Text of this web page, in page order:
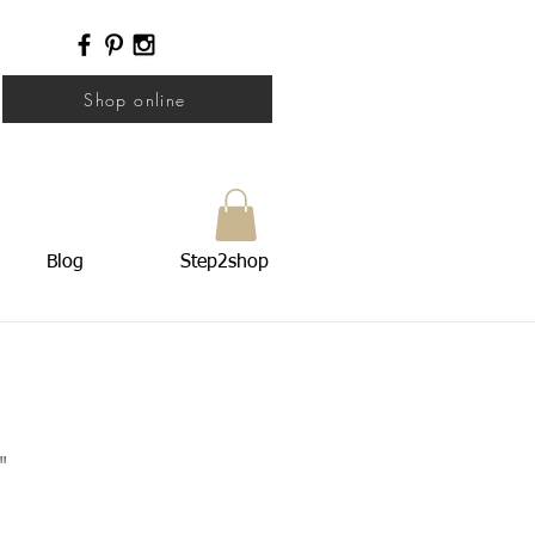
Shop online
Blog Step2shop